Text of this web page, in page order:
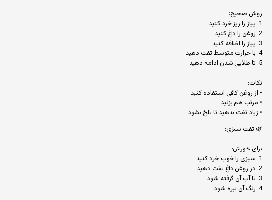
روش صحیح:
1. پیاز را ریز خرد کنید
2. روغن را داغ کنید
3. پیاز را اضافه کنید
4. با حرارت متوسط تفت دهید
5. تا طلایی شدن ادامه دهید
نکات:
• از روغن کافی استفاده کنید
• مرتب هم بزنید
• زیاد تفت ندهید تا تلخ نشود
🌿 تفت سبزی:
برای خورش:
1. سبزی را خوب خرد کنید
2. در روغن داغ تفت دهید
3. تا آب آن گرفته شود
4. رنگ آن تیره شود